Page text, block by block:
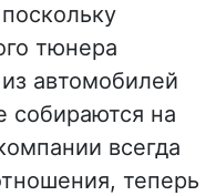
тюнера
автомобилей
собираются на
всегда
теперь